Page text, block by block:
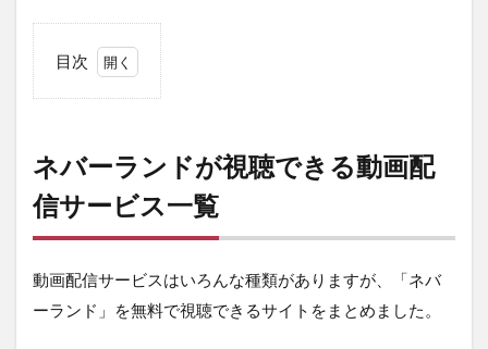
目次
ラ
ン
ド
が
聴
き
ネバーランドが視聴できる動画配
信サービス一覧
動画配信サービスはいろんな種類がありますが、「ネバ
ーランド」を無料で視聴できるサイトをまとめました。